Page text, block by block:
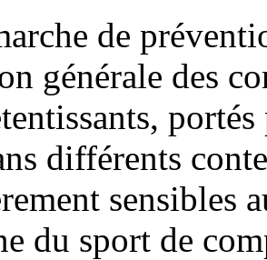
de
générale des
différents
sensibles
du sport de